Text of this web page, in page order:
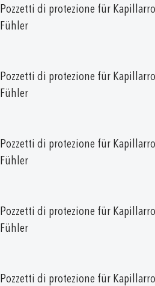
Pozzetti di protezione für
Fühler
Pozzetti di protezione für
Fühler
Pozzetti di protezione für
Fühler
Pozzetti di protezione für
Fühler
Pozzetti di protezione für